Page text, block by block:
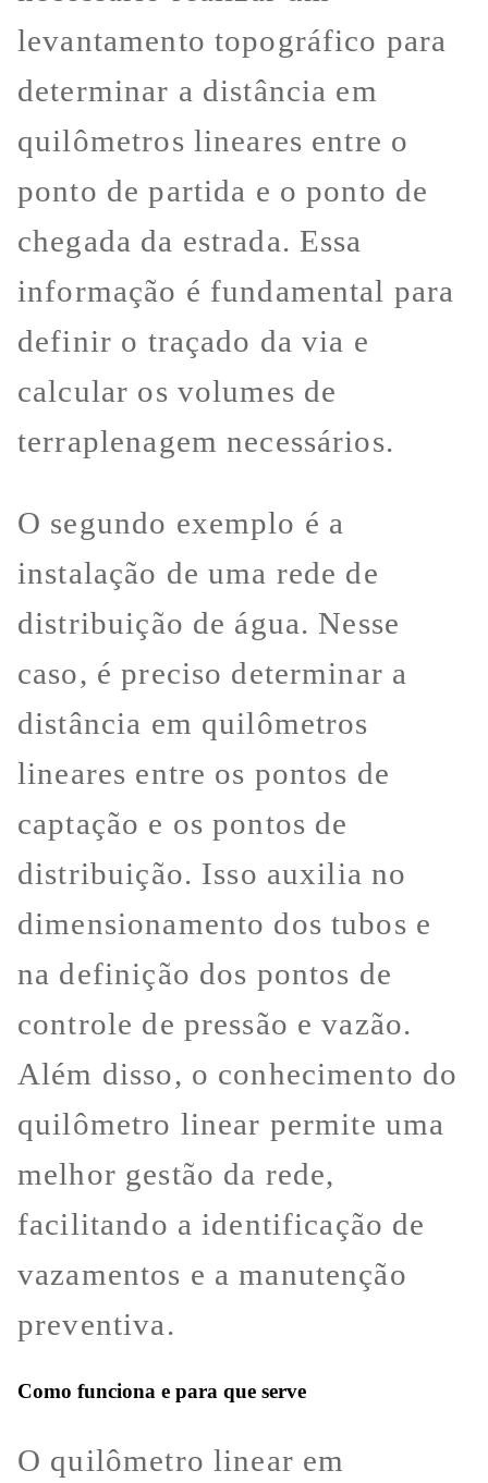
levantamento topográfico para
determinar a distância em
quilômetros lineares entre o
ponto de partida e o ponto de
chegada da estrada. Essa
informação é fundamental para
definir o traçado da via e
calcular os volumes de
terraplenagem necessários.
O segundo exemplo é a
instalação de uma rede de
distribuição de água. Nesse
caso, é preciso determinar a
distância em quilômetros
lineares entre os pontos de
captação e os pontos de
distribuição. Isso auxilia no
dimensionamento dos tubos e
na definição dos pontos de
controle de pressão e vazão.
Além disso, o conhecimento do
quilômetro linear permite uma
melhor gestão da rede,
facilitando a identificação de
vazamentos e a manutenção
preventiva.
Como funciona e para que serve
O quilômetro linear em